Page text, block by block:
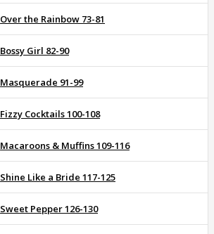
Over the Rainbow 73-81
Bossy Girl 82-90
Masquerade 91-99
Fizzy Cocktails 100-108
Macaroons & Muffins 109-116
Shine Like a Bride 117-125
Sweet Pepper 126-130